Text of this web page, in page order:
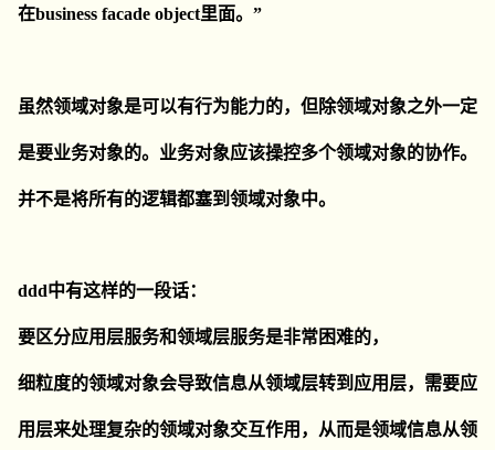
在business facade object里面。”
虽然领域对象是可以有行为能力的，但除领域对象之外一定
是要业务对象的。业务对象应该操控多个领域对象的协作。
并不是将所有的逻辑都塞到领域对象中。
ddd中有这样的一段话：
要区分应用层服务和领域层服务是非常困难的，
细粒度的领域对象会导致信息从领域层转到应用层，需要应
用层来处理复杂的领域对象交互作用，从而是领域信息从领